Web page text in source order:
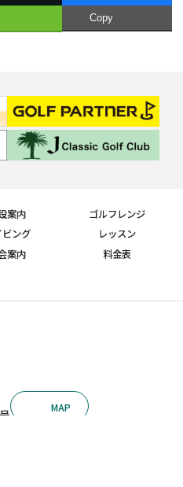
Copy
案内
ゴルフレンジ
ビング
レッスン
案内
料金表
MAP